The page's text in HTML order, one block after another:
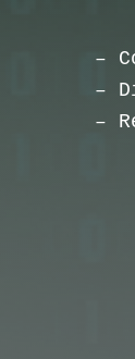
–
–
–